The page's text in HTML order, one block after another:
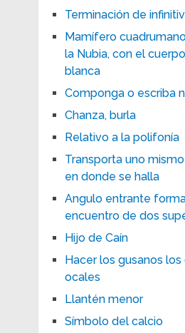
Terminación de
Mamífero
la Nubia, con el
blanca
Componga o escriba
Chanza, burla
Relativo a la polifonía
Transporta uno
en donde se halla
Angulo entrante
encuentro de dos
Hijo de Caín
Hacer los gusanos los
ocales
Llantén menor
Símbolo del calcio